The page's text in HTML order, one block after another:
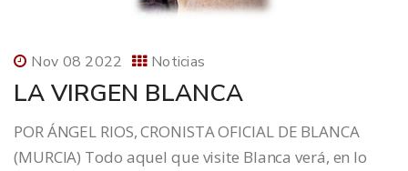
Nov 08 2022 Noticias
LA VIRGEN BLANCA
POR ÁNGEL RIOS, CRONISTA OFICIAL DE BLANCA
(MURCIA) Todo aquel que visite Blanca verá, en lo